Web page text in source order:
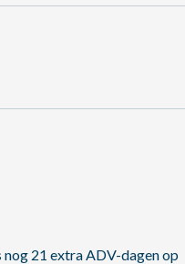
21 extra ADV-dagen op